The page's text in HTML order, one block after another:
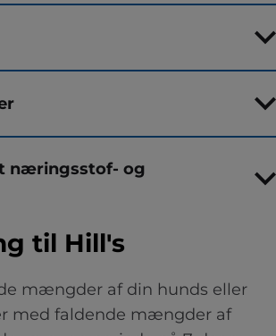
næringsstof- og
til Hill's
mængder af din hunds eller
med faldende mængder af